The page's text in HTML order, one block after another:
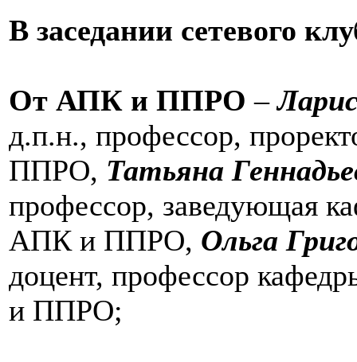
В заседании сетевого
От АПК и ППРО –
д.п.н., профессор,
ППРО, Татьяна
профессор, заведующая
АПК и ППРО, Ольга
доцент, профессор
и ППРО;